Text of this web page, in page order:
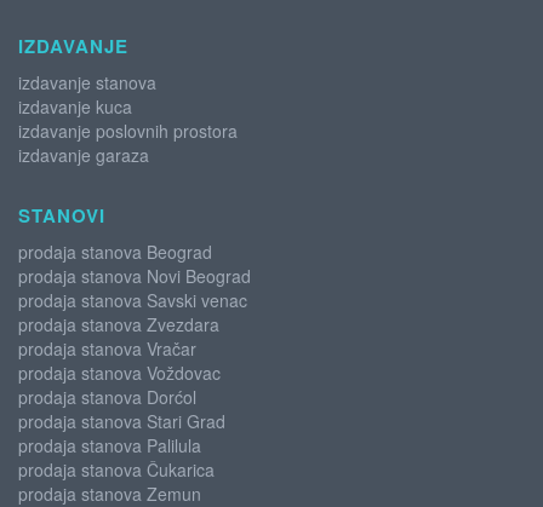
IZDAVANJE
izdavanje stanova
izdavanje kuca
izdavanje poslovnih prostora
izdavanje garaza
STANOVI
prodaja stanova Beograd
prodaja stanova Novi Beograd
prodaja stanova Savski venac
prodaja stanova Zvezdara
prodaja stanova Vračar
prodaja stanova Voždovac
prodaja stanova Dorćol
prodaja stanova Stari Grad
prodaja stanova Palilula
prodaja stanova Čukarica
prodaja stanova Zemun